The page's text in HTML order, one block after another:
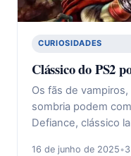
CURIOSIDADES
Clássico do PS2
Os fãs de
sombria podem
Defiance, clássico
16 de junho de 2025•